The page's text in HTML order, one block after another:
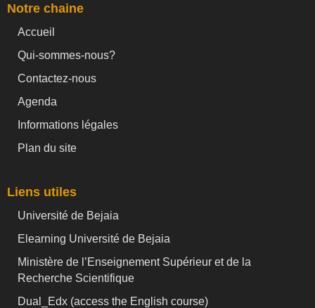
Notre chaine
Accueil
Qui-sommes-nous?
Contactez-nous
Agenda
Informations légales
Plan du site
Liens utiles
Université de Bejaia
Elearning Université de Bejaia
Ministère de l’Enseignement Supérieur et de la
Recherche Scientifique
Dual_Edx (access the English course)